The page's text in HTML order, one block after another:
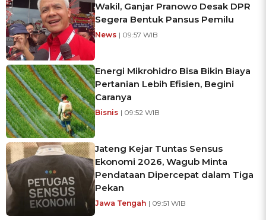
Wakil, Ganjar Pranowo Desak DPR
Segera Bentuk Pansus Pemilu
News | 09:57 WIB
Energi Mikrohidro Bisa Bikin Biaya
Pertanian Lebih Efisien, Begini
Caranya
Bisnis | 09:52 WIB
Jateng Kejar Tuntas Sensus
Ekonomi 2026, Wagub Minta
Pendataan Dipercepat dalam Tiga
Pekan
Jawa Tengah | 09:51 WIB